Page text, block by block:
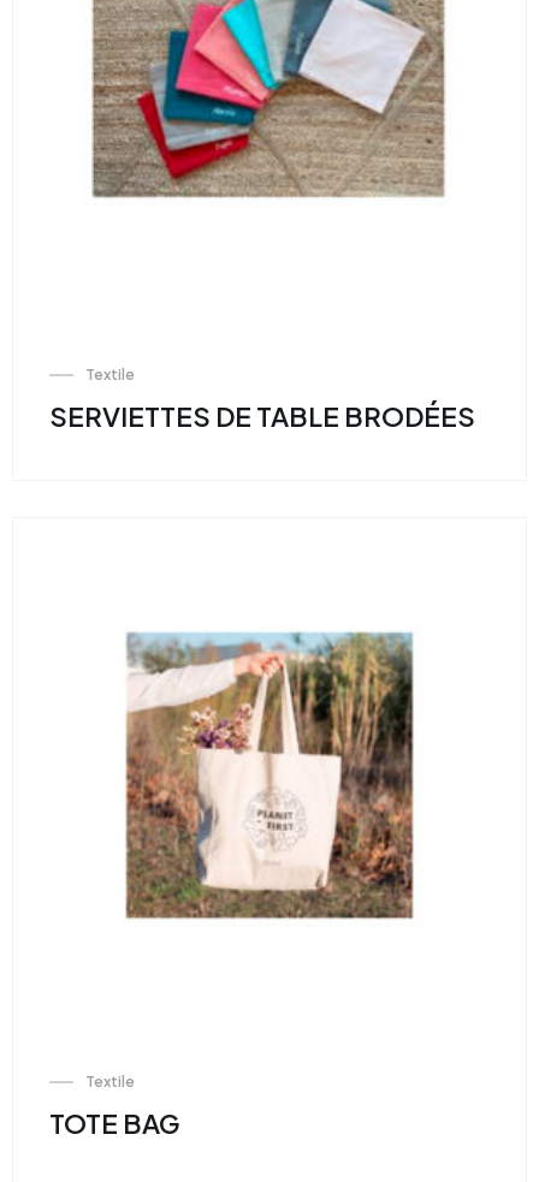
Textile
SERVIETTES DE TABLE BRODÉES
Textile
TOTE BAG